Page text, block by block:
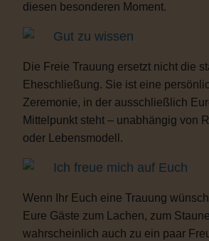
diesen besonderen Moment.
Gut zu wissen
Die Freie Trauung ersetzt nicht die
Eheschließung. Sie ist eine
Zeremonie, in der ausschließlich
Mittelpunkt steht – unabhängig von
oder Lebensmodell.
Ich freue mich auf Euch
Wenn Ihr Euch eine Trauung
Eure Gäste zum Lachen, zum
wahrscheinlich auch zu ein paar